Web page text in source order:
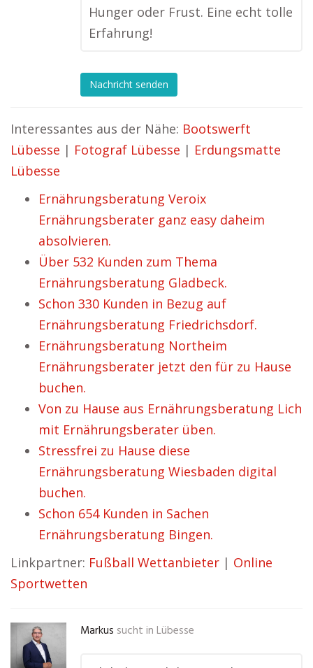
Hunger oder Frust. Eine echt tolle
Erfahrung!
Nachricht senden
Interessantes aus der Nähe: Bootswerft
Lübesse | Fotograf Lübesse | Erdungsmatte
Lübesse
Ernährungsberatung Veroix
Ernährungsberater ganz easy daheim
absolvieren.
Über 532 Kunden zum Thema
Ernährungsberatung Gladbeck.
Schon 330 Kunden in Bezug auf
Ernährungsberatung Friedrichsdorf.
Ernährungsberatung Northeim
Ernährungsberater jetzt den für zu Hause
buchen.
Von zu Hause aus Ernährungsberatung Lich
mit Ernährungsberater üben.
Stressfrei zu Hause diese
Ernährungsberatung Wiesbaden digital
buchen.
Schon 654 Kunden in Sachen
Ernährungsberatung Bingen.
Linkpartner: Fußball Wettanbieter | Online
Sportwetten
Markus sucht in Lübesse